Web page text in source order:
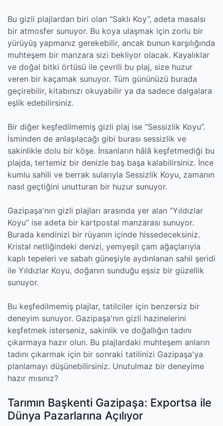
Bu gizli plajlardan biri olan “Saklı Koy”, adeta masalsı
bir atmosfer sunuyor. Bu koya ulaşmak için zorlu bir
yürüyüş yapmanız gerekebilir, ancak bunun karşılığında
muhteşem bir manzara sizi bekliyor olacak. Kayalıklar
ve doğal bitki örtüsü ile çevrili bu plaj, size huzur
veren bir kaçamak sunuyor. Tüm gününüzü burada
geçirebilir, kitabınızı okuyabilir ya da sadece dalgalara
eşlik edebilirsiniz.
Bir diğer keşfedilmemiş gizli plaj ise “Sessizlik Koyu”.
İsminden de anlaşılacağı gibi burası sessizlik ve
sakinlikle dolu bir köşe. İnsanların hâlâ keşfetmediği bu
plajda, tertemiz bir denizle baş başa kalabilirsiniz. İnce
kumlu sahili ve berrak sularıyla Sessizlik Koyu, zamanın
nasıl geçtiğini unutturan bir huzur sunuyor.
Gazipaşa'nın gizli plajları arasında yer alan “Yıldızlar
Koyu” ise adeta bir kartpostal manzarası sunuyor.
Burada kendinizi bir rüyanın içinde hissedeceksiniz.
Kristal netliğindeki denizi, yemyeşil çam ağaçlarıyla
kaplı tepeleri ve sabah güneşiyle aydınlanan sahil şeridi
ile Yıldızlar Koyu, doğanın sunduğu eşsiz bir güzellik
sunuyor.
Bu keşfedilmemiş plajlar, tatilciler için benzersiz bir
deneyim sunuyor. Gazipaşa'nın gizli hazinelerini
keşfetmek isterseniz, sakinlik ve doğallığın tadını
çıkarmaya hazır olun. Bu plajlardaki muhteşem anların
tadını çıkarmak için bir sonraki tatilinizi Gazipaşa'ya
planlamayı düşünebilirsiniz. Unutulmaz bir deneyime
hazır mısınız?
Tarımın Başkenti Gazipaşa: Exportsa ile
Dünya Pazarlarına Açılıyor